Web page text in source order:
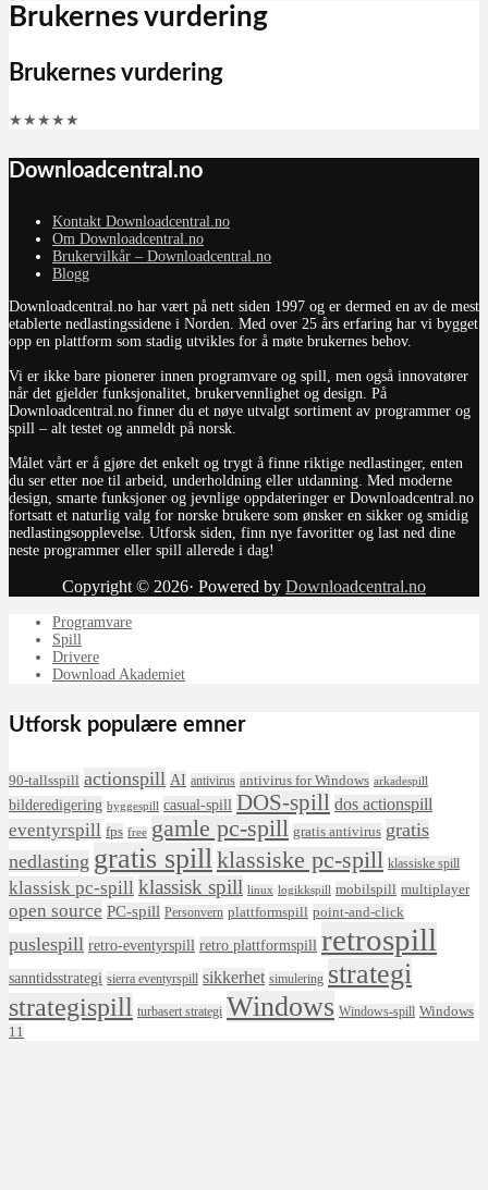
Brukernes vurdering
Brukernes vurdering
★ ★ ★ ★ ★
Downloadcentral.no
Kontakt Downloadcentral.no
Om Downloadcentral.no
Brukervilkår – Downloadcentral.no
Blogg
Downloadcentral.no har vært på nett siden 1997 og er dermed en av de mest
etablerte nedlastingssidene i Norden. Med over 25 års erfaring har vi bygget
opp en plattform som stadig utvikles for å møte brukernes behov.
Vi er ikke bare pionerer innen programvare og spill, men også innovatører
når det gjelder funksjonalitet, brukervennlighet og design. På
Downloadcentral.no finner du et nøye utvalgt sortiment av programmer og
spill – alt testet og anmeldt på norsk.
Målet vårt er å gjøre det enkelt og trygt å finne riktige nedlastinger, enten
du ser etter noe til arbeid, underholdning eller utdanning. Med moderne
design, smarte funksjoner og jevnlige oppdateringer er Downloadcentral.no
fortsatt et naturlig valg for norske brukere som ønsker en sikker og smidig
nedlastingsopplevelse. Utforsk siden, finn nye favoritter og last ned dine
neste programmer eller spill allerede i dag!
Copyright © 2026· Powered by Downloadcentral.no
Programvare
Spill
Drivere
Download Akademiet
Utforsk populære emner
90-tallsspill actionspill AI antivirus antivirus for Windows arkadespill
bilderedigering byggespill casual-spill DOS-spill dos actionspill
eventyrspill fps free gamle pc-spill gratis antivirus gratis
nedlasting gratis spillklassiske pc-spill klassiske spill
klassisk pc-spill klassisk spill linux logikkspill mobilspill multiplayer
open source PC-spill Personvern plattformspill point-and-click
puslespill retro-eventyrspill retro plattformspill retrospill
sanntidsstrategi sierra eventyrspill sikkerhet simulering strategi
strategispill turbasert strategi Windows Windows-spill Windows
11